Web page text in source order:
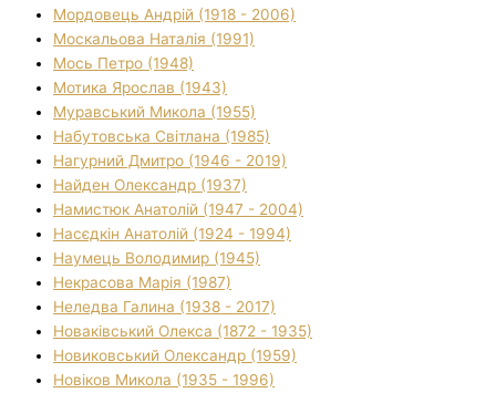
Мордовець Андрій (1918 - 2006)
Москальова Наталія (1991)
Мось Петро (1948)
Мотика Ярослав (1943)
Муравський Микола (1955)
Набутовська Світлана (1985)
Нагурний Дмитро (1946 - 2019)
Найден Олександр (1937)
Намистюк Анатолій (1947 - 2004)
Насєдкін Анатолій (1924 - 1994)
Наумець Володимир (1945)
Некрасова Марія (1987)
Неледва Галина (1938 - 2017)
Новаківський Олекса (1872 - 1935)
Новиковський Олександр (1959)
Новіков Микола (1935 - 1996)